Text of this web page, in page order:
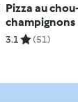
Pizza au
champignons
3.1 (51)